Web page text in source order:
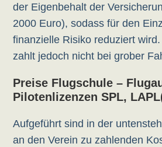
der Eigenbehalt der
2000 Euro), sodass für den
finanzielle Risiko reduziert
zahlt jedoch nicht bei grober
Preise Flugschule –
Pilotenlizenzen SPL,
Aufgeführt sind in der
an den Verein zu zahlenden